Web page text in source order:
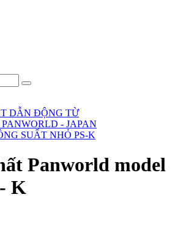
DẪN ĐỘNG TỪ
- JAPAN
SUẤT NHỎ PS-K
Panworld model
K